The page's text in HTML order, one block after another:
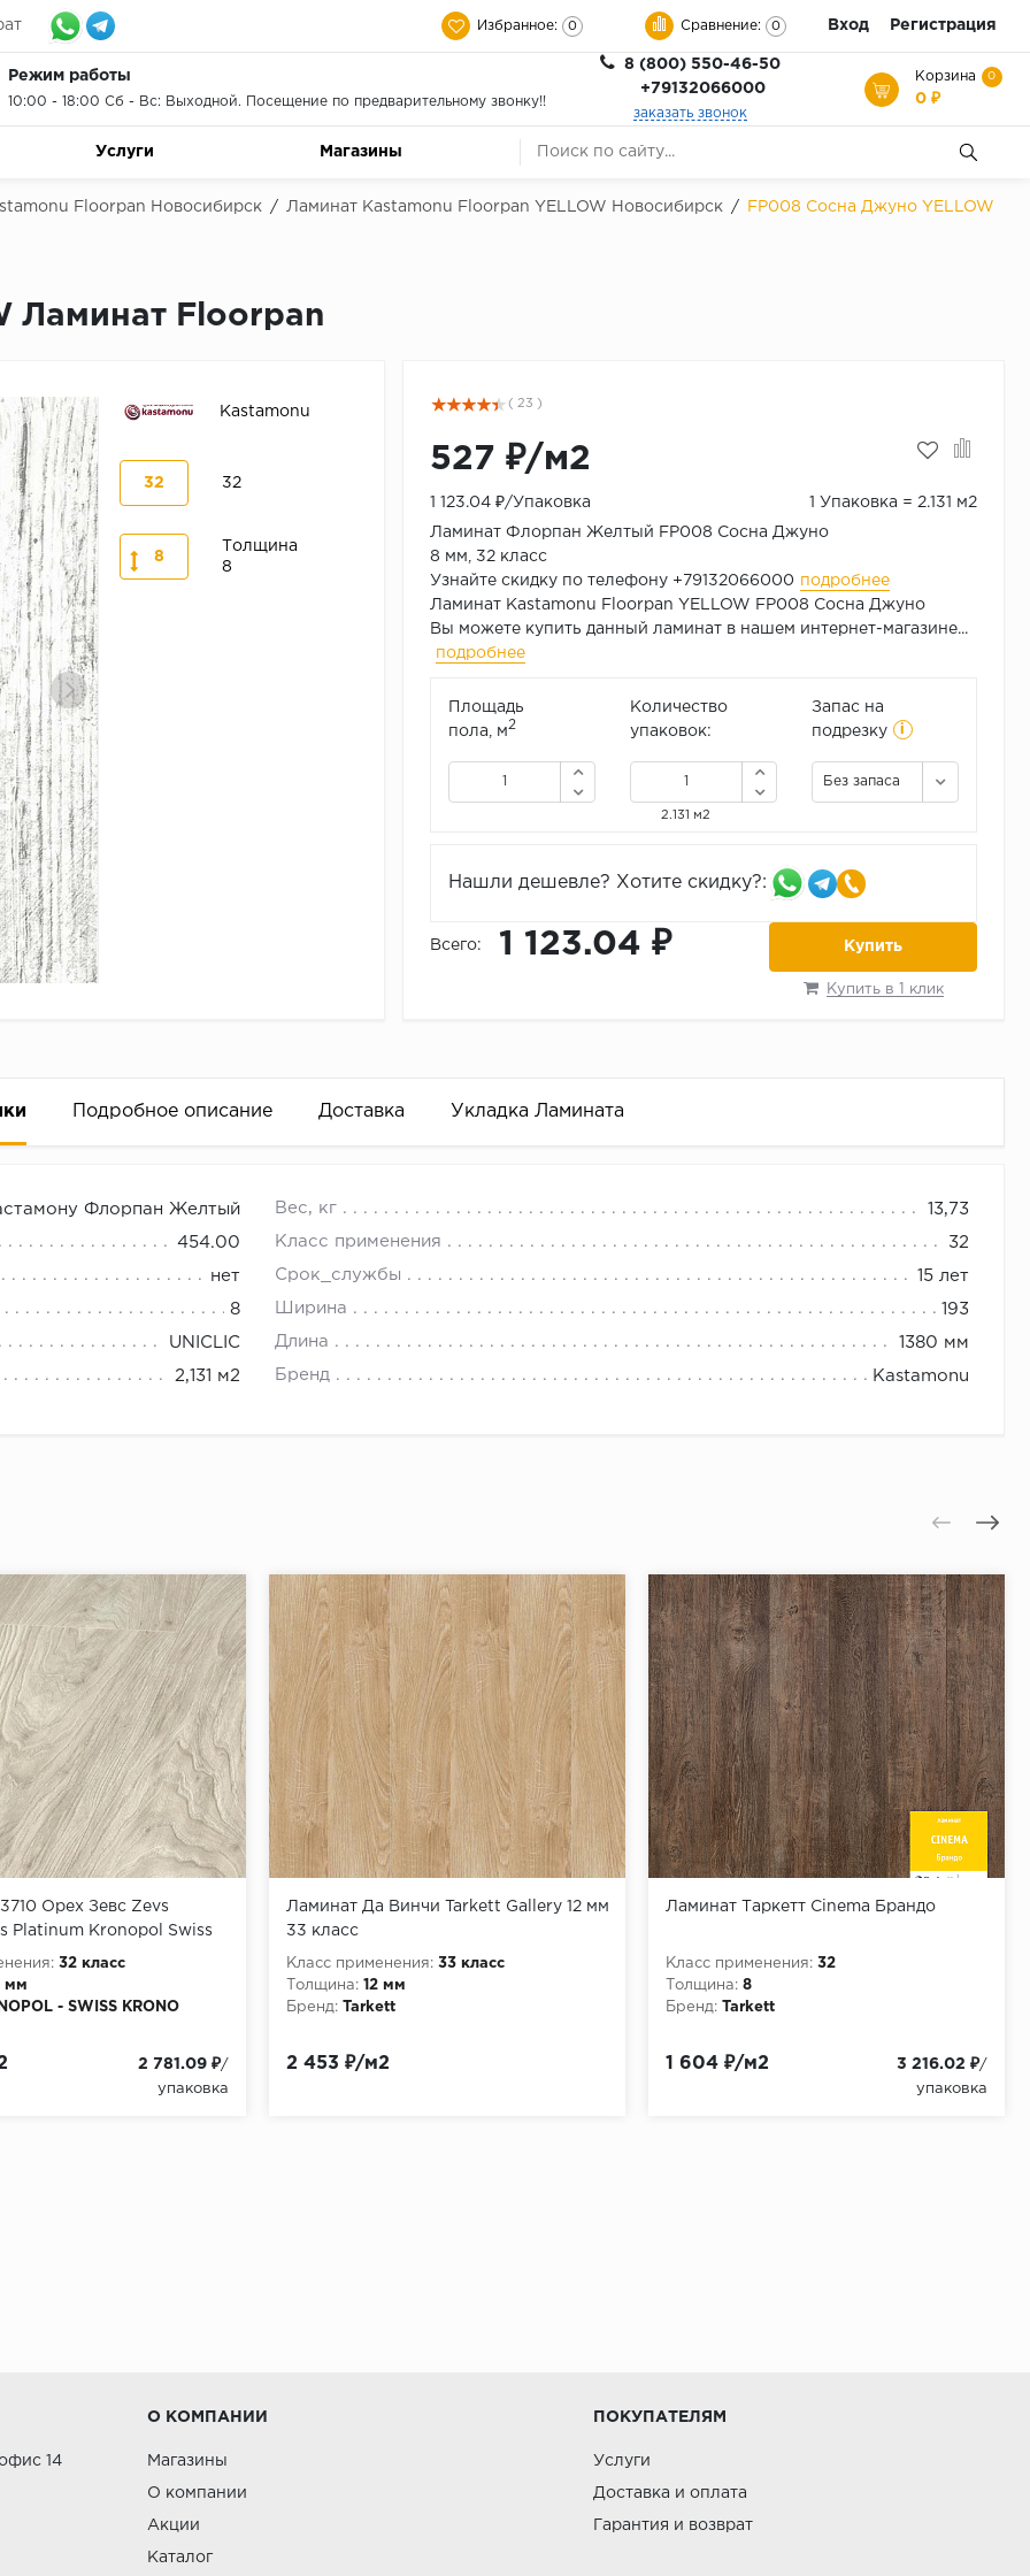
Избранное: 0 Сравнение: 0 Вход Регистрация
Режим работы
10:00 - 18:00 Сб - Вс: Выходной. Посещение по предварительному звонку!!
8 (800) 550-46-50
+79132066000
заказать звонок
Корзина 0
0 ₽
Услуги Магазины
Floorpan Новосибирск / Ламинат Kastamonu Floorpan YELLOW Новосибирск /
FP008 Сосна Джуно YELLOW
Ламинат Floorpan
Kastamonu
32 32
8
Толщина
8
( 23 )
527 ₽/м2
1 123.04 ₽/Упаковка 1 Упаковка = 2.131 м2
Ламинат Флорпан Желтый FP008 Сосна Джуно
8 мм, 32 класс
Узнайте скидку по телефону +79132066000
подробнее
Ламинат Kastamonu Floorpan YELLOW FP008 Сосна Джуно
Вы можете купить данный ламинат в нашем интернет-магазине...
подробнее
Площадь
пола, м2
Количество
упаковок:
2.131 м2
Запас на
подрезку
i
Без запаса
Нашли дешевле? Хотите скидку?:
Всего: 1 123.04 ₽ Купить
Купить в 1 клик
Подробное описание Доставка Укладка Ламината
Флорпан Желтый Вес, кг 13,73
454.00 Класс применения 32
нет Срок_службы 15 лет
8 Ширина 193
UNICLIC Длина 1380 мм
2,131 м2 Бренд Kastamonu
(деревянную доску)
Орех Зевс Zevs
Platinum Kronopol Swiss
32 класс
мм
- SWISS KRONO
2 781.09 ₽/
упаковка
Ламинат Да Винчи Tarkett Gallery 12 мм
33 класс
Класс применения: 33 класс
Толщина: 12 мм
Бренд:
Tarkett
2 453 ₽/м2
Ламинат Таркетт Cinema Брандо
Класс применения: 32
Толщина: 8
Бренд:
Tarkett
1 604 ₽/м2 3 216.02 ₽/
упаковка
14
О КОМПАНИИ
Магазины
О компании
Акции
Каталог
ПОКУПАТЕЛЯМ
Услуги
Доставка и оплата
Гарантия и возврат